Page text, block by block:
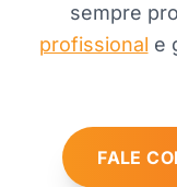
sempre
profissional e
FALE